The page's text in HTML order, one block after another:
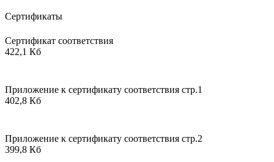
Сертификаты
Сертификат соответствия
422,1 Кб
Приложение к сертификату соответствия стр.1
402,8 Кб
Приложение к сертификату соответствия стр.2
399,8 Кб